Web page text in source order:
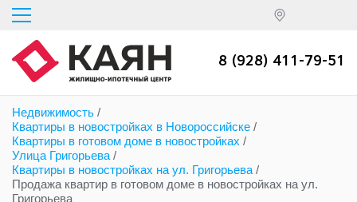
Перейти
основному
содержанию
8 (928) 411-79-51
Недвижимость /
Квартиры в новостройках в Новороссийске /
Квартиры в готовом доме в новостройках /
Улица Григорьева /
Квартиры в новостройках на ул. Григорьева /
Продажа квартир в готовом доме в новостройках на ул.
Григорьева